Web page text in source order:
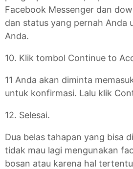
Facebook Messenger dan
dan status yang pernah Anda
Anda.
10. Klik tombol Continue to
11 Anda akan diminta
untuk konfirmasi. Lalu klik
12. Selesai.
Dua belas tahapan yang bisa
tidak mau lagi mengunakan
bosan atau karena hal